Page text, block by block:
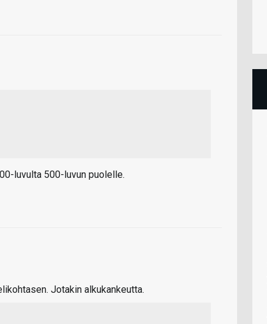
luvulta 500-luvun puolelle.
Jotakin alkukankeutta.